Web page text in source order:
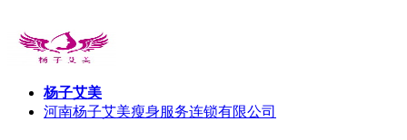
杨子艾美
河南杨子艾美瘦身服务连锁有限公司